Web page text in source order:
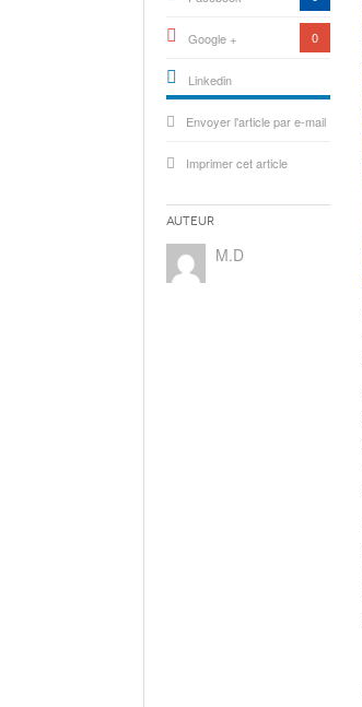
Google + 0
Linkedin
icon[type=linkedin-bug]
[color=inverse]
Envoyer l'article par e-mail
Imprimer cet article
Auteur
M.D